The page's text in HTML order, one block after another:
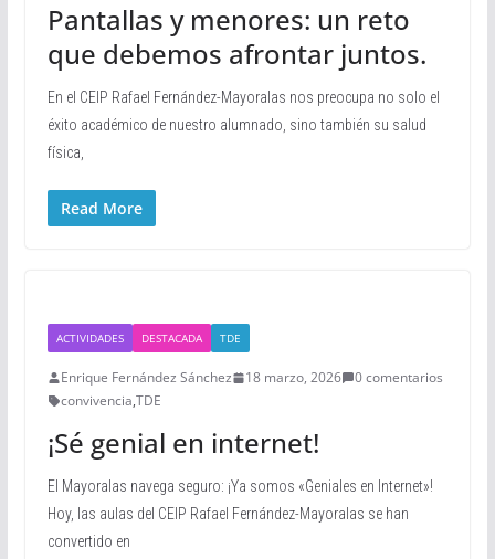
Pantallas y menores: un reto
que debemos afrontar juntos.
En el CEIP Rafael Fernández-Mayoralas nos preocupa no solo el
éxito académico de nuestro alumnado, sino también su salud
física,
Read More
ACTIVIDADES DESTACADA TDE
Enrique Fernández Sánchez 18 marzo, 2026
0 comentarios
convivencia,TDE
¡Sé genial en internet!
El Mayoralas navega seguro: ¡Ya somos «Geniales en Internet»!
Hoy, las aulas del CEIP Rafael Fernández-Mayoralas se han
convertido en